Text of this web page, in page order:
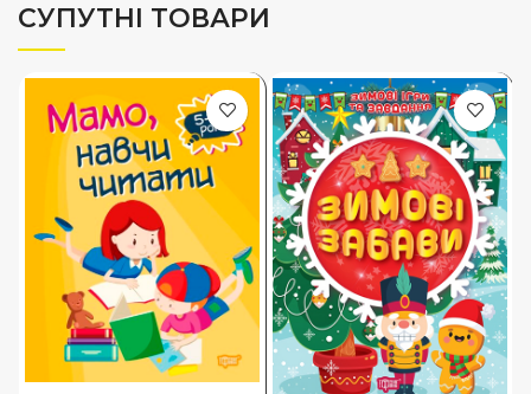
СУПУТНІ ТОВАРИ